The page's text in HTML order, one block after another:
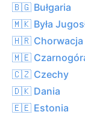
🇧🇬 Bułgaria
🇲🇰 Była
🇭🇷 Chorwacja
🇲🇪
🇨🇿 Czechy
🇩🇰 Dania
🇪🇪 Estonia